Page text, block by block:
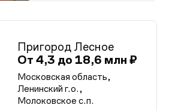
Пригород Лесное
От 4,3 до 18,6 млн ₽
Московская область,
Ленинский г.о.,
Молоковское с.п.